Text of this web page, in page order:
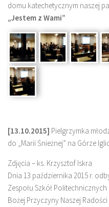
domu katechetycznym naszej
„Jestem z Wami”
[13.10.2015] Pielgrzymka
do „Marii Śnieżnej” na Górze
Zdjęcia – ks. Krzysztof Iskra
Dnia 13 października 2015 r.
Zespołu Szkół
Bożej Przyczyny Naszej